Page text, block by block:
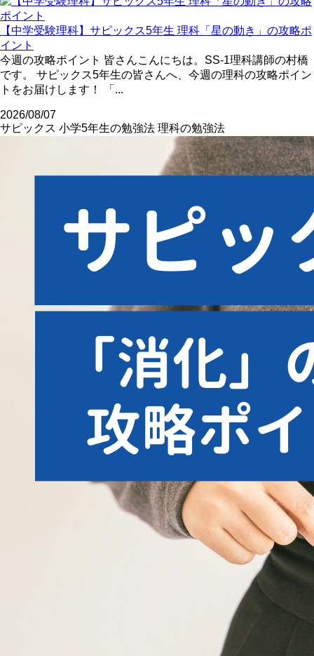
【中学受験理科】サピックス5年生 理科「星の動き」の攻略ポ
イント
今週の攻略ポイント 皆さんこんにちは。SS-1理科講師の村橋
です。 サピックス5年生の皆さんへ、今週の理科の攻略ポイン
トをお届けします！ 「...
2026/08/07
サピックス 小学5年生の勉強法 理科の勉強法